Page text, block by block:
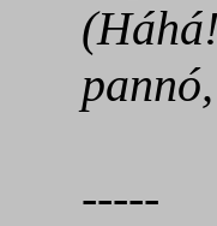
-----